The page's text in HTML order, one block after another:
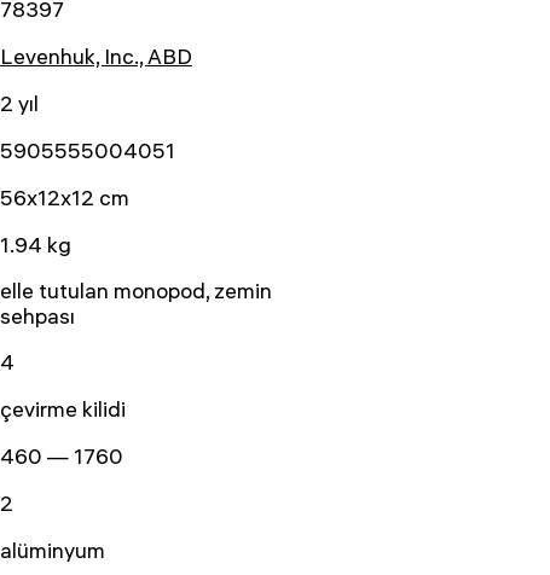
78397
Levenhuk, Inc., ABD
2 yıl
5905555004051
56x12x12 cm
1.94 kg
elle tutulan monopod, zemin
sehpası
4
çevirme kilidi
460 — 1760
2
alüminyum